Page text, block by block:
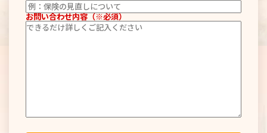
お問い合わせ内容（※必須）